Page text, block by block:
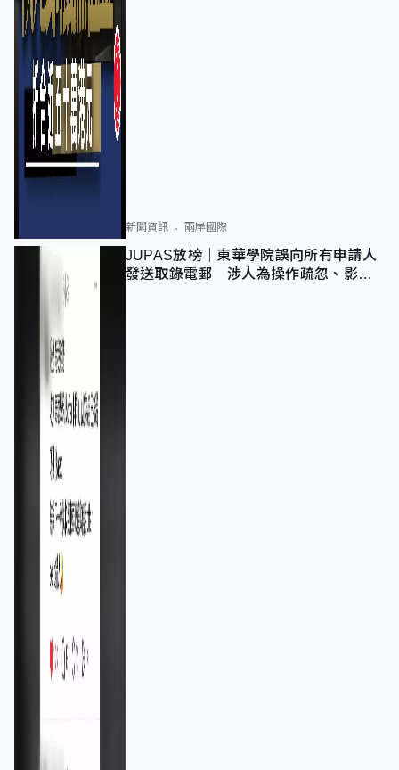
新聞資訊 兩岸國際
JUPAS放榜｜東華學院誤向所有申請人
發送取錄電郵 涉人為操作疏忽、影響